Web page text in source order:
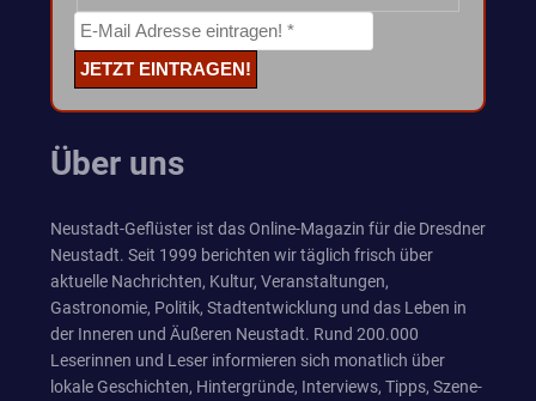
Über uns
Neustadt-Geflüster ist das Online-Magazin für die Dresdner
Neustadt. Seit 1999 berichten wir täglich frisch über
aktuelle Nachrichten, Kultur, Veranstaltungen,
Gastronomie, Politik, Stadtentwicklung und das Leben in
der Inneren und Äußeren Neustadt. Rund 200.000
Leserinnen und Leser informieren sich monatlich über
lokale Geschichten, Hintergründe, Interviews, Tipps, Szene-